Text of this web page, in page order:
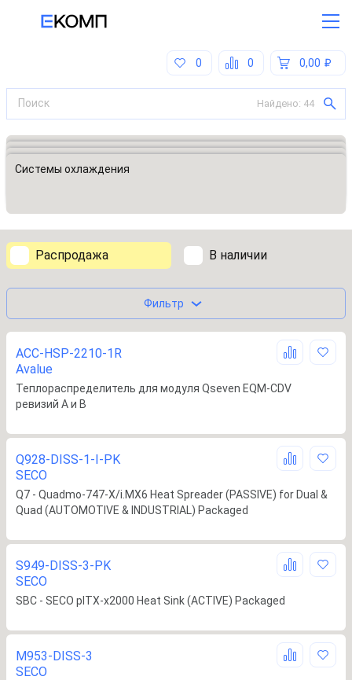
0,00
0
0
Найдено: 44
Все категории
Встраиваемые промышленные компьютеры
Компьютеры на модуле (COM)
Системы охлаждения
Распродажа В наличии
Фильтр
ACC-HSP-2210-1R
Avalue
Теплораспределитель для модуля Qseven EQM-CDV
ревизий A и B
Q928-DISS-1-I-PK
SECO
Q7 - Quadmo-747-X/i.MX6 Heat Spreader (PASSIVE) for Dual &
Quad (AUTOMOTIVE & INDUSTRIAL) Packaged
S949-DISS-3-PK
SECO
SBC - SECO pITX-x2000 Heat Sink (ACTIVE) Packaged
M953-DISS-3
SECO